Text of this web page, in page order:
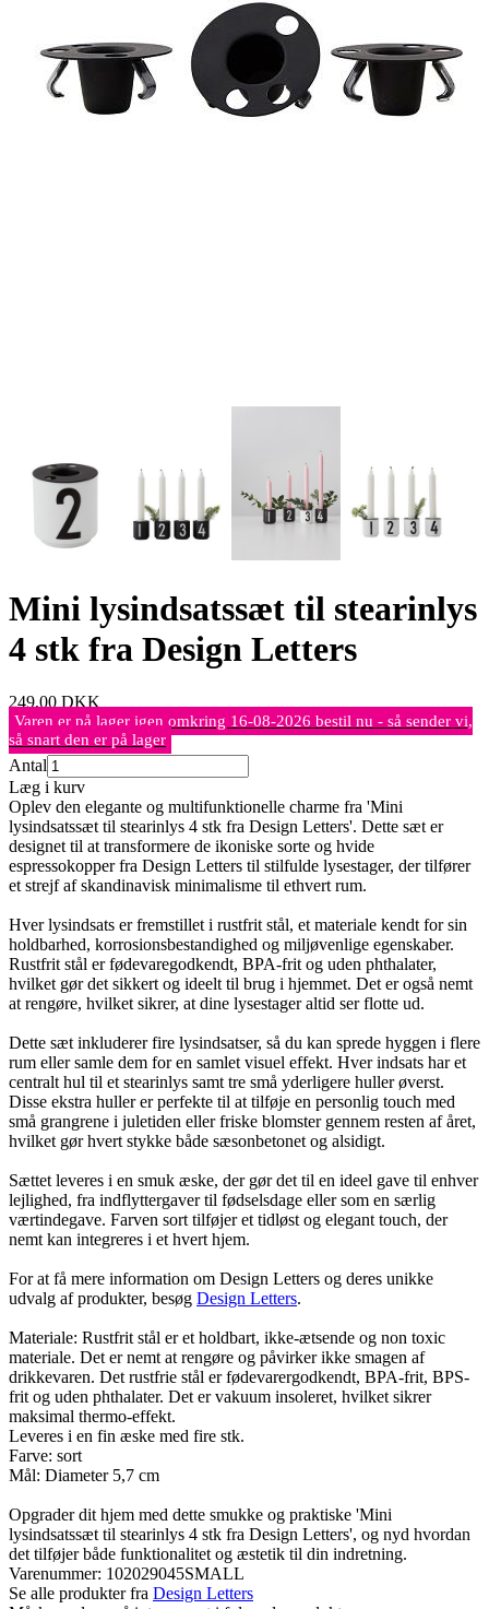
Mini lysindsatssæt til stearinlys
4 stk fra Design Letters
249,00 DKK
Varen er på lager igen omkring 16-08-2026 bestil nu - så sender vi,
så snart den er på lager
Antal
Læg i kurv
Oplev den elegante og multifunktionelle charme fra 'Mini
lysindsatssæt til stearinlys 4 stk fra Design Letters'. Dette sæt er
designet til at transformere de ikoniske sorte og hvide
espressokopper fra Design Letters til stilfulde lysestager, der tilfører
et strejf af skandinavisk minimalisme til ethvert rum.
Hver lysindsats er fremstillet i rustfrit stål, et materiale kendt for sin
holdbarhed, korrosionsbestandighed og miljøvenlige egenskaber.
Rustfrit stål er fødevaregodkendt, BPA-frit og uden phthalater,
hvilket gør det sikkert og ideelt til brug i hjemmet. Det er også nemt
at rengøre, hvilket sikrer, at dine lysestager altid ser flotte ud.
Dette sæt inkluderer fire lysindsatser, så du kan sprede hyggen i flere
rum eller samle dem for en samlet visuel effekt. Hver indsats har et
centralt hul til et stearinlys samt tre små yderligere huller øverst.
Disse ekstra huller er perfekte til at tilføje en personlig touch med
små grangrene i juletiden eller friske blomster gennem resten af året,
hvilket gør hvert stykke både sæsonbetonet og alsidigt.
Sættet leveres i en smuk æske, der gør det til en ideel gave til enhver
lejlighed, fra indflyttergaver til fødselsdage eller som en særlig
værtindegave. Farven sort tilføjer et tidløst og elegant touch, der
nemt kan integreres i et hvert hjem.
For at få mere information om Design Letters og deres unikke
udvalg af produkter, besøg Design Letters.
Materiale: Rustfrit stål er et holdbart, ikke-ætsende og non toxic
materiale. Det er nemt at rengøre og påvirker ikke smagen af
drikkevaren. Det rustfrie stål er fødevarergodkendt, BPA-frit, BPS-
frit og uden phthalater. Det er vakuum insoleret, hvilket sikrer
maksimal thermo-effekt.
Leveres i en fin æske med fire stk.
Farve: sort
Mål: Diameter 5,7 cm
Opgrader dit hjem med dette smukke og praktiske 'Mini
lysindsatssæt til stearinlys 4 stk fra Design Letters', og nyd hvordan
det tilføjer både funktionalitet og æstetik til din indretning.
Varenummer: 102029045SMALL
Se alle produkter fra Design Letters